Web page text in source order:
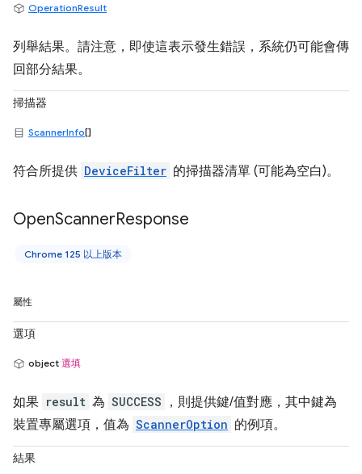
OperationResult
列舉結果。請注意，即使這表示發生錯誤，系統仍可能會傳
回部分結果。
掃描器
ScannerInfo[]
符合所提供 DeviceFilter 的掃描器清單 (可能為空白)。
OpenScannerResponse
Chrome 125 以上版本
屬性
選項
object 選填
如果 result 為 SUCCESS
，則提供鍵/值對應，其中鍵為
裝置專屬選項，值為 ScannerOption 的例項。
結果